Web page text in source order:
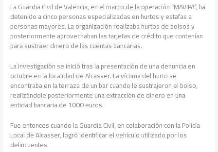
La Guardia Civil de Valencia, en el marco de la operación “MAVIPA”, ha
detenido a cinco personas especializadas en hurtos y estafas a
personas mayores. La organización realizaba hurtos de bolsos y
posteriormente aprovechaban las tarjetas de crédito que contenían
para sustraer dinero de las cuentas bancarias.
La investigación se inició tras la presentación de una denuncia en
octubre en la localidad de Alcasser. La víctima del hurto se
encontraba en la terraza de un bar cuando le sustrajeron el bolso,
realizándole posteriormente una extracción de dinero en una
entidad bancaria de 1000 euros.
Fue entonces cuando la Guardia Civil, en colaboración con la Policía
Local de Alcasser, logró identificar el vehículo utilizado por los
delincuentes.